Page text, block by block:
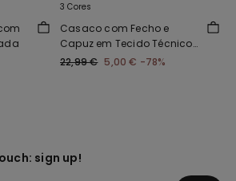
3 Cores
Casaco com Fecho e
Capuz em Tecido Técnico
Criança Unissexo
22,99 € 5,00 € -78%
sign up!